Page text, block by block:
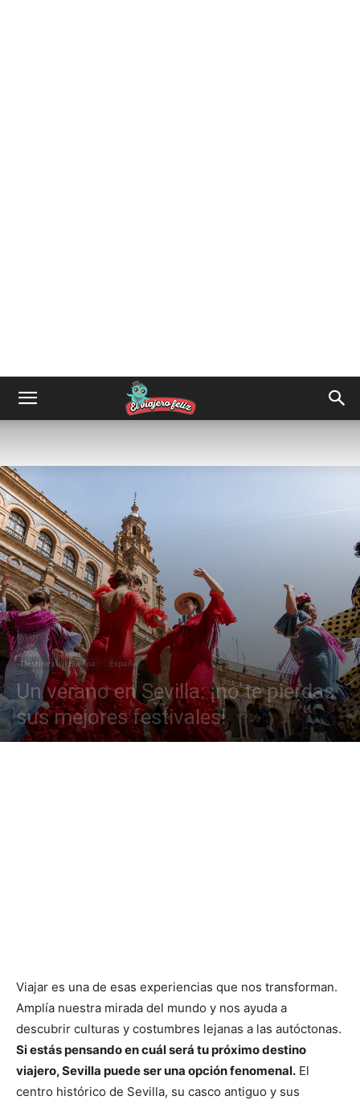
Destinos Europa España
Un verano en Sevilla: ¡no te pierdas
sus mejores festivales!
Viajar es una de esas experiencias que nos transforman.
Amplía nuestra mirada del mundo y nos ayuda a
descubrir culturas y costumbres lejanas a las autóctonas.
Si estás pensando en cuál será tu próximo destino
viajero, Sevilla puede ser una opción fenomenal. El
centro histórico de Sevilla, su casco antiguo y sus